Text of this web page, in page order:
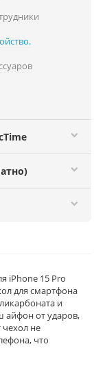
iPhone 15 Pro
для смартфона
и
от ударов,
чехол не
что